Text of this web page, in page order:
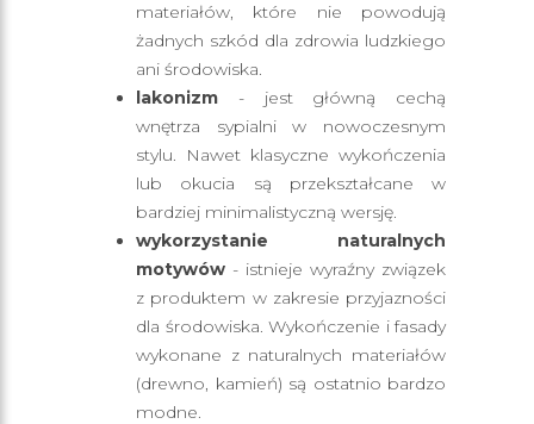
materiałów, które nie powodują
żadnych szkód dla zdrowia ludzkiego
ani środowiska.
lakonizm - jest główną cechą
wnętrza sypialni w nowoczesnym
stylu. Nawet klasyczne wykończenia
lub okucia są przekształcane w
bardziej minimalistyczną wersję.
wykorzystanie naturalnych
motywów - istnieje wyraźny związek
z produktem w zakresie przyjazności
dla środowiska. Wykończenie i fasady
wykonane z naturalnych materiałów
(drewno, kamień) są ostatnio bardzo
modne.